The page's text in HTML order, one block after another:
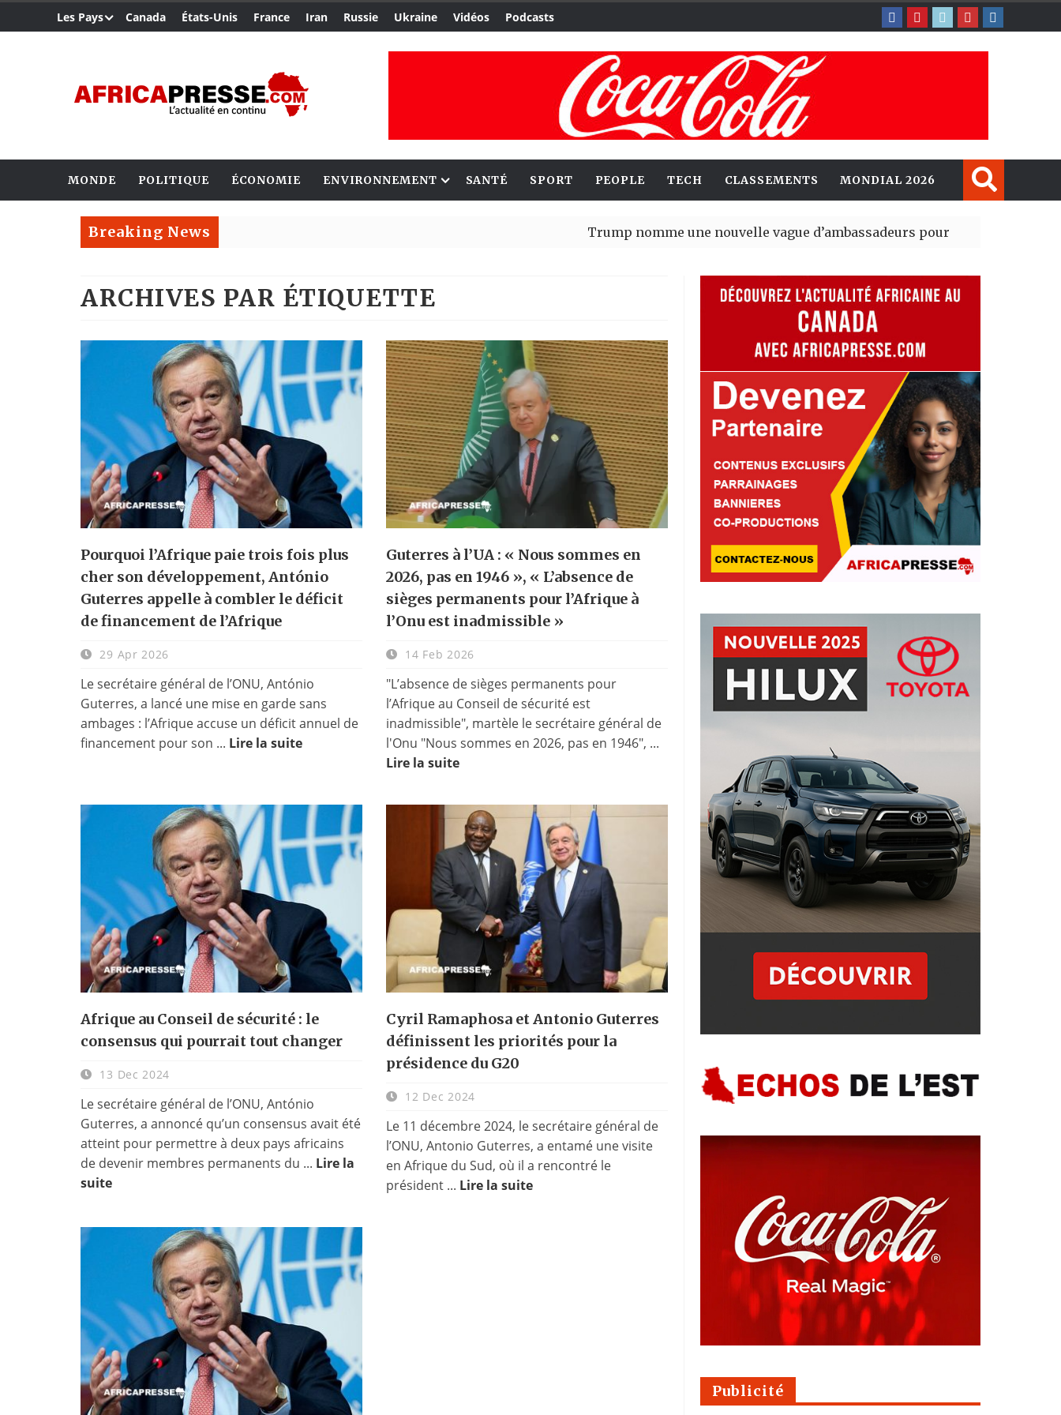
Les Pays Canada États-Unis France Iran Russie Ukraine Vidéos Podcasts
MONDE POLITIQUE ÉCONOMIE ENVIRONNEMENT SANTÉ SPORT PEOPLE TECH CLASSEMENTS MONDIAL 2026
Breaking News Trump nomme une nouvelle vague d’ambassadeurs pour renforcer la présence
ARCHIVES PAR ÉTIQUETTE
Pourquoi l’Afrique paie trois fois plus
cher son développement, António
Guterres appelle à combler le déficit
de financement de l’Afrique
29 Apr 2026
Le secrétaire général de l’ONU, António
Guterres, a lancé une mise en garde sans
ambages : l’Afrique accuse un déficit annuel de
financement pour son ... Lire la suite
Guterres à l’UA : « Nous sommes en
2026, pas en 1946 », « L’absence de
sièges permanents pour l’Afrique à
l’Onu est inadmissible »
14 Feb 2026
"L’absence de sièges permanents pour
l’Afrique au Conseil de sécurité est
inadmissible", martèle le secrétaire général de
l'Onu "Nous sommes en 2026, pas en 1946", ...
Lire la suite
Afrique au Conseil de sécurité : le
consensus qui pourrait tout changer
13 Dec 2024
Le secrétaire général de l’ONU, António
Guterres, a annoncé qu’un consensus avait été
atteint pour permettre à deux pays africains
de devenir membres permanents du ... Lire la
suite
Cyril Ramaphosa et Antonio Guterres
définissent les priorités pour la
présidence du G20
12 Dec 2024
Le 11 décembre 2024, le secrétaire général de
l’ONU, Antonio Guterres, a entamé une visite
en Afrique du Sud, où il a rencontré le
président ... Lire la suite
Publicité